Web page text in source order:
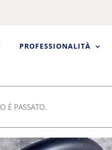
PROFESSIONALITÀ
È PASSATO.